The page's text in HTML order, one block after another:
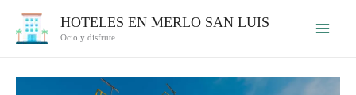
HOTELES EN MERLO SAN LUIS
Ocio y disfrute